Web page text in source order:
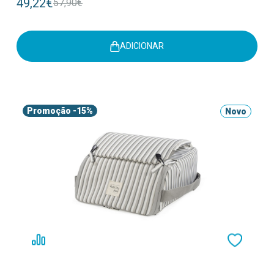
49,22€57,90€
ADICIONAR
Promoção -15% Novo